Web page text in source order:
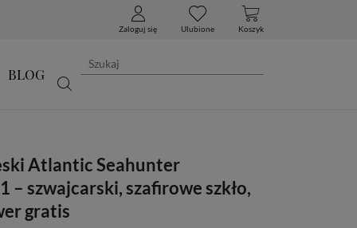
Zaloguj się Ulubione Koszyk
BLOG
Atlantic Seahunter
– szwajcarski, szafirowe szkło,
gratis